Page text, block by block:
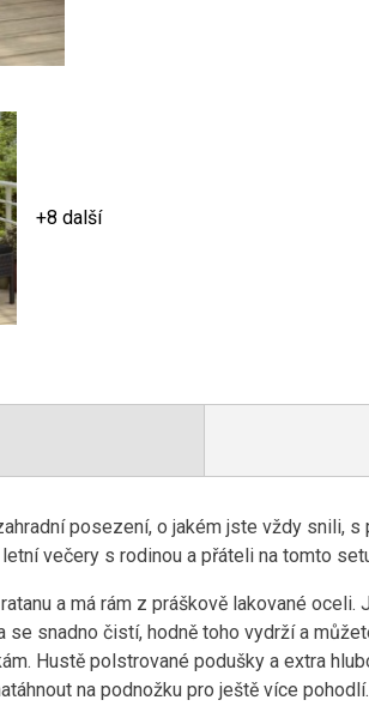
+8 další
posezení, o jakém jste vždy snili,
večery s rodinou a přáteli na tomto
a má rám z práškově lakované
snadno čistí, hodně toho vydrží a
Hustě polstrované podušky a extra
na podnožku pro ještě více